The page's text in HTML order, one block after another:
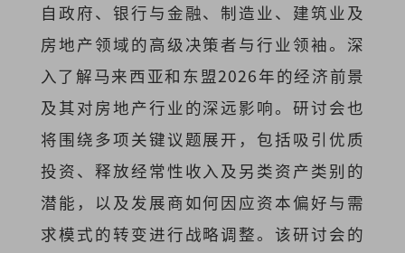
自政府、银行与金融、制造业、建筑业及
房地产领域的高级决策者与行业领袖。深
入了解马来西亚和东盟2026年的经济前景
及其对房地产行业的深远影响。研讨会也
将围绕多项关键议题展开，包括吸引优质
投资、释放经常性收入及另类资产类别的
潜能，以及发展商如何因应资本偏好与需
求模式的转变进行战略调整。该研讨会的